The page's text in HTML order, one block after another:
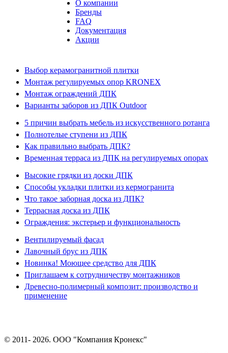
О компании
Бренды
FAQ
Документация
Акции
Выбор керамогранитной плитки
Монтаж регулируемых опор KRONEX
Монтаж ограждений ДПК
Варианты заборов из ДПК Outdoor
5 причин выбрать мебель из искусственного ротанга
Полнотелые ступени из ДПК
Как правильно выбрать ДПК?
Временная терраса из ДПК на регулируемых опорах
Высокие грядки из доски ДПК
Способы укладки плитки из кермогранита
Что такое заборная доска из ДПК?
Террасная доска из ДПК
Ограждения: экстерьер и функциональность
Вентилируемый фасад
Лавочный брус из ДПК
Новинка! Моющее средство для ДПК
Приглашаем к сотрудничеству монтажников
Древесно-полимерный композит: производство и
применение
© 2011- 2026. ООО "Компания Кронекс"